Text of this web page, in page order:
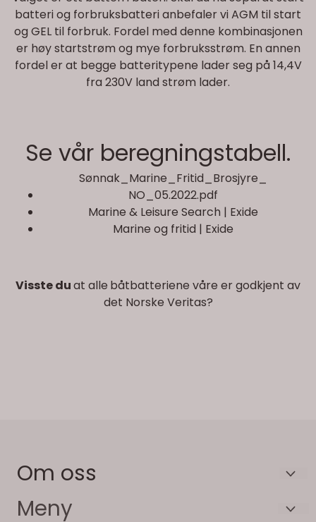
batteri og forbruksbatteri anbefaler vi AGM til start
og GEL til forbruk. Fordel med denne kombinasjonen
er høy startstrøm og mye forbruksstrøm. En annen
fordel er at begge batteritypene lader seg på 14,4V
fra 230V land strøm lader.
Se vår beregningstabell.
Sønnak_Marine_Fritid_Brosjyre_
NO_05.2022.pdf
Marine & Leisure Search | Exide
Marine og fritid | Exide
Visste duat alle båtbatteriene våre er godkjent av
det Norske Veritas?
Om oss
Batterispesialisten AS
Meny